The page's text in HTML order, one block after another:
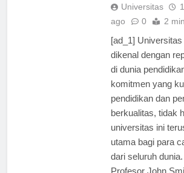
Universitas
[ad_1]
dikenal dengan
di dunia
komitmen yang
pendidikan dan
berkualitas, tidak
universitas ini
utama bagi para
dari seluruh